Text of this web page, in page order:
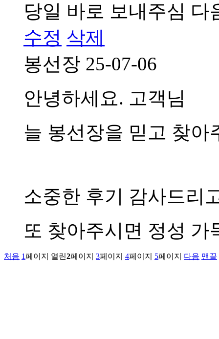
당일 바로 보내주심 다
수정 삭제
봉선장 25-07-06
안녕하세요. 고객님
늘 봉선장을 믿고 찾
소중한 후기 감사드리
또 찾아주시면 정성 가
처음 1페이지 열린2페이지 3페이지 4페이지 5페이지 다음 맨끝